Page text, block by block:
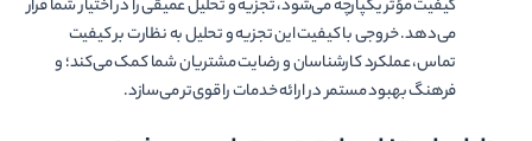
کیفیت مؤثر یکپارچه می‌شود، تجزیه و تحلیل عمیقی را در اختیار شما قرار
می­‌دهد. خروجی با کیفیت این تجزیه و تحلیل به نظارت بر کیفیت
تماس، عملکرد کارشناسان و رضایت مشتریان شما کمک می­‌کند؛ و
فرهنگ بهبود مستمر در ارائه خدمات را قو‌ی‌­تر می‌­سازد.